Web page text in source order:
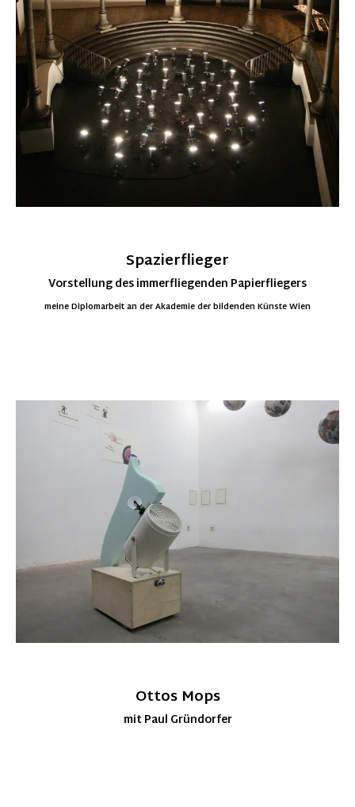
Spazierflieger
Vorstellung des immerfliegenden Papierfliegers
meine Diplomarbeit an der Akademie der bildenden Künste Wien
Ottos Mops
mit Paul Gründorfer